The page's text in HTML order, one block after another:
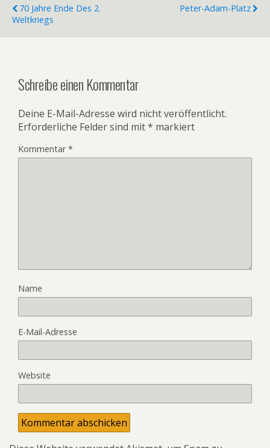
70 Jahre Ende Des 2.
Weltkriegs
Peter-Adam-Platz
Schreibe einen Kommentar
Deine E-Mail-Adresse wird nicht veröffentlicht.
Erforderliche Felder sind mit* markiert
Kommentar*
Name
E-Mail-Adresse
Website